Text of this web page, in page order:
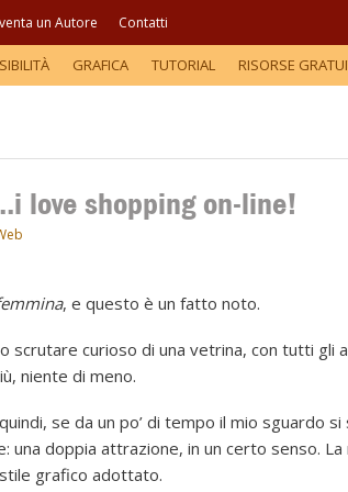
un Autore Contatti
GRAFICA TUTORIAL RISORSE
love shopping on-line!
, e questo è un fatto noto.
scrutare curioso di una vetrina, con tutti gli
niente di meno.
se da un po’ di tempo il mio sguardo si
una doppia attrazione, in un certo senso.
grafico adottato.